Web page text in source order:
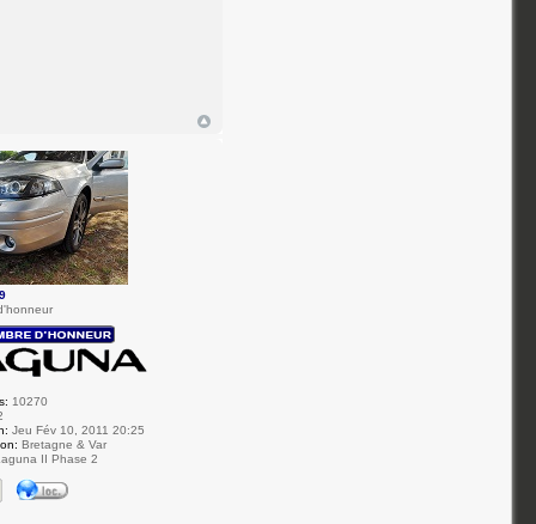
10270
Jeu Fév 10, 2011 20:25
Bretagne & Var
II Phase 2